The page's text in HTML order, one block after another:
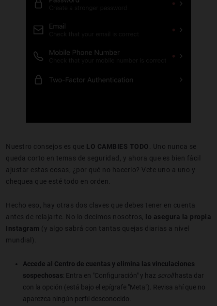
Nuestro consejos es que LO CAMBIES TODO . Uno nunca se
queda corto en temas de seguridad, y ahora que es bien fácil
ajustar estas cosas, ¿por qué no hacerlo? Vete uno a uno y
chequea que esté todo en orden.
Hecho eso, hay otras dos claves que debes tener en cuenta
antes de relajarte. No lo decimos nosotros,
lo asegura la propia
Instagram (y algo sabrá con tantas quejas diarias a nivel
mundial).
Accede al Centro de cuentas y elimina las vinculaciones
sospechosas: Entra en "Configuración" y haz scroll hasta dar
con la opción (está bajo el epígrafe "Meta"). Revisa ahí que no
aparezca ningún perfil desconocido.